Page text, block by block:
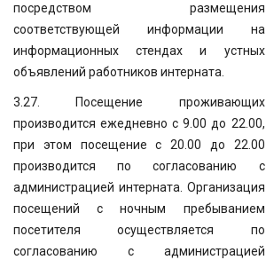
посредством размещения
соответствующей информации на
информационных стендах и устных
объявлений работников интерната.
3.27. Посещение проживающих
производится ежедневно с 9.00 до 22.00,
при этом посещение с 20.00 до 22.00
производится по согласованию с
администрацией интерната. Организация
посещений с ночным пребыванием
посетителя осуществляется по
согласованию с администрацией